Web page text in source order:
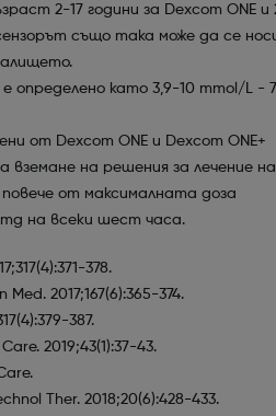
2-17 години за Dexcom ONE и
също така може да се
определено като 3,9-10 mmol/L -
от Dexcom ONE и Dexcom ONЕ+
вземане на решения за лечение на
от максималната доза
на всеки шест часа.
378.
2017;167(6):365-374.
387.
2019;43(1):37-43.
Ther. 2018;20(6):428-433.